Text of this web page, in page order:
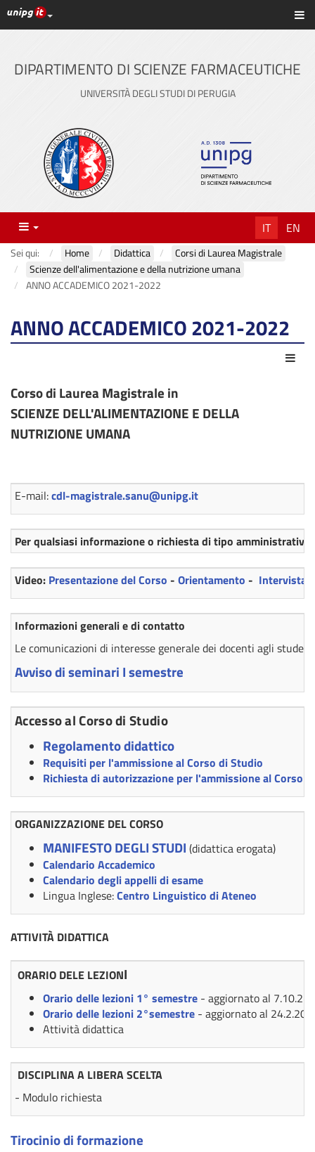
Vai
al
principale
Link ai principali servizi web di Ateneo
DIPARTIMENTO DI SCIENZE FARMACEUTICHE
UNIVERSITÀ DEGLI STUDI DI PERUGIA
Menu IT EN
Sei qui: Home Didattica
Corsi di Laurea Magistrale
Scienze dell'alimentazione e della nutrizione umana
ANNO ACCADEMICO 2021-2022
ANNO ACCADEMICO 2021-2022
Corso di Laurea Magistrale in
SCIENZE DELL'ALIMENTAZIONE E DELLA
NUTRIZIONE UMANA
E-mail:cdl-magistrale.sanu@unipg.it
Per qualsiasi informazione o richiesta di tipo
Video: Presentazione del Corso - Orientamento - Intervista
Informazioni generali e di contatto
Le comunicazioni di interesse generale dei docenti agli
Avviso di seminari I semestre
Accesso al Corso di Studio
Regolamento didattico
Requisiti per l'ammissione al Corso di Studio
Richiesta di autorizzazione per l'ammissione al Corso
ORGANIZZAZIONE DEL CORSO
MANIFESTO DEGLI STUDI (didattica erogata)
Calendario Accademico
Calendario degli appelli di esame
Lingua Inglese:Centro Linguistico di Ateneo
ATTIVITÀ DIDATTICA
ORARIO DELE LEZIONI
Orario delle lezioni 1° semestre - aggiornato al 7.10.21
Orario delle lezioni 2°semestre - aggiornato al
Attività didattica
DISCIPLINA A LIBERA SCELTA
- Modulo richiesta
Tirocinio di formazione